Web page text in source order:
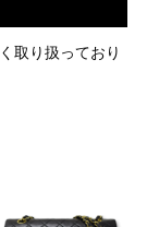
取り扱っており